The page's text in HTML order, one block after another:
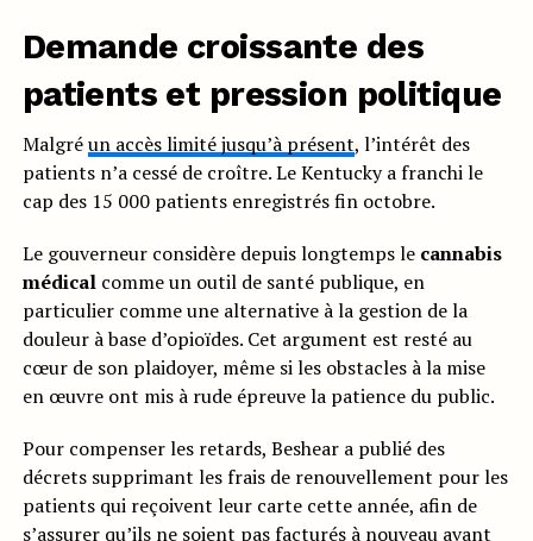
Demande croissante des
patients et pression politique
Malgréun accès limité jusqu’à présent, l’intérêt des
patients n’a cessé de croître. Le Kentucky a franchi le
cap des 15 000 patients enregistrés fin octobre.
Le gouverneur considère depuis longtemps le cannabis
médicalcomme un outil de santé publique, en
particulier comme une alternative à la gestion de la
douleur à base d’opioïdes. Cet argument est resté au
cœur de son plaidoyer, même si les obstacles à la mise
en œuvre ont mis à rude épreuve la patience du public.
Pour compenser les retards, Beshear a publié des
décrets supprimant les frais de renouvellement pour les
patients qui reçoivent leur carte cette année, afin de
s’assurer qu’ils ne soient pas facturés à nouveau avant